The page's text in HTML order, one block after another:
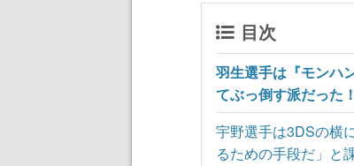
目次
羽生選手は『モンハ
てぶっ倒す派だった！
宇野選手は3DSの横
るための手段だ」と